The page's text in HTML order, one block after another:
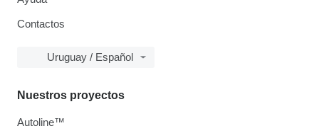
Contactos
Uruguay / Español
Nuestros proyectos
Autoline™